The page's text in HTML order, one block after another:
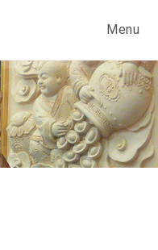
Menu